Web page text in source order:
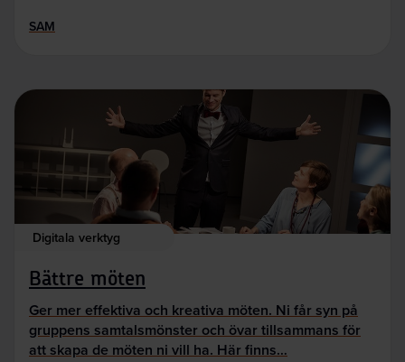
SAM
Digitala verktyg
Bättre möten
Ger mer effektiva och kreativa möten. Ni får syn på
gruppens samtalsmönster och övar tillsammans för
att skapa de möten ni vill ha. Här finns…